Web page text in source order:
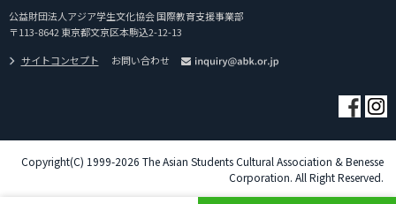
公益財団法人アジア学生文化協会 国際教育支援事業部
〒113-8642 東京都文京区本駒込2-12-13
サイトコンセプト
お問い合わせ
Copyright(C) 1999-2026 The Asian Students Cultural Association & Benesse
Corporation. All Right Reserved.